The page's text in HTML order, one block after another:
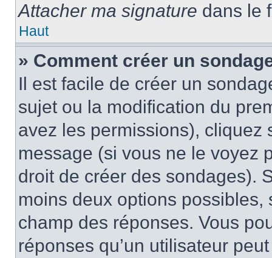
Attacher ma signature dans le
Haut
» Comment créer un
Il est facile de créer un
sujet ou la modification du
avez les permissions), cliquez
message (si vous ne le voyez
droit de créer des sondages).
moins deux options
champ des réponses. Vous
réponses qu’un utilisateur